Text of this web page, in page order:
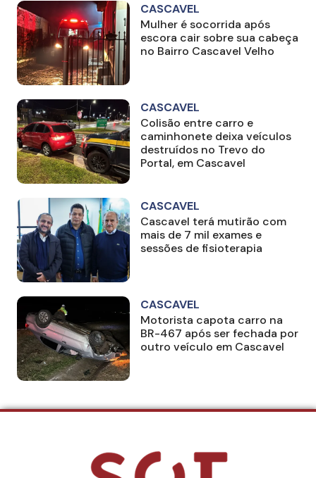
CASCAVEL
Mulher é socorrida após
escora cair sobre sua cabeça
no Bairro Cascavel Velho
CASCAVEL
Colisão entre carro e
caminhonete deixa veículos
destruídos no Trevo do
Portal, em Cascavel
CASCAVEL
Cascavel terá mutirão com
mais de 7 mil exames e
sessões de fisioterapia
CASCAVEL
Motorista capota carro na
BR-467 após ser fechada por
outro veículo em Cascavel